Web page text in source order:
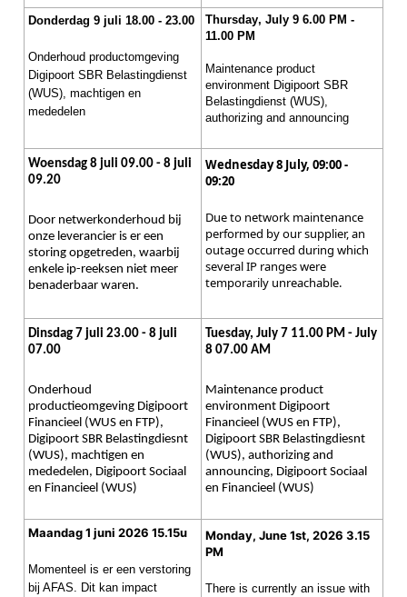
Donderdag 9 juli 18.00 - 23.00
Onderhoud productomgeving
Digipoort SBR Belastingdienst
(WUS), machtigen en
mededelen
Thursday, July 9 6.00 PM -
11.00 PM
Maintenance product
environment Digipoort SBR
Belastingdienst (WUS),
authorizing and announcing
Woensdag 8 juli 09.00 - 8 juli
09.20
Door netwerkonderhoud bij
onze leverancier is er een
storing opgetreden, waarbij
enkele ip-reeksen niet meer
benaderbaar waren.
Wednesday 8 July, 09:00 -
09:20
Due to network maintenance
performed by our supplier, an
outage occurred during which
several IP ranges were
temporarily unreachable.
Dinsdag 7 juli 23.00 - 8 juli
07.00
Onderhoud
productieomgeving Digipoort
Financieel (WUS en FTP),
Digipoort SBR Belastingdiesnt
(WUS), machtigen en
mededelen, Digipoort Sociaal
en Financieel (WUS)
Tuesday, July 7 11.00 PM - July
8 07.00 AM
Maintenance product
environment Digipoort
Financieel (WUS en FTP),
Digipoort SBR Belastingdiesnt
(WUS), authorizing and
announcing, Digipoort Sociaal
en Financieel (WUS)
Maandag 1 juni 2026 15.15u
Momenteel is er een verstoring
bij AFAS. Dit kan impact
Monday, June 1st, 2026 3.15
PM
There is currently an issue with